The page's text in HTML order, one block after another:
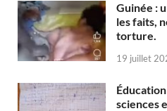
Guinée :
les faits,
torture.
19 juillet
sciences